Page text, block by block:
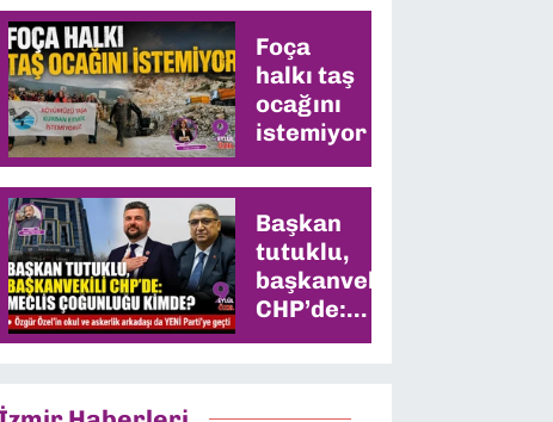
Foça
halkı taş
ocağını
istemiyor
Başkan
tutuklu,
başkanvekili
CHP’de:
Meclis